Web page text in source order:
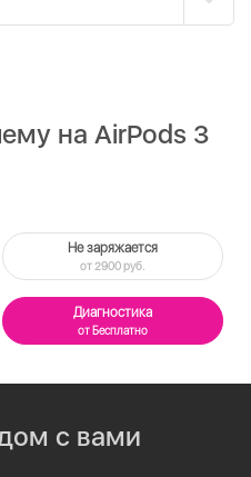
на AirPods 3
Не заряжается
от 2900 руб.
Диагностика
от Бесплатно
с вами